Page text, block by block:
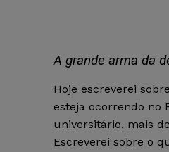
A grande arma da
Hoje escreverei
esteja ocorrendo no
universitário, mais
Escreverei sobre o